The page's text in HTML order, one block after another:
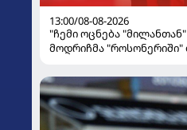
13:00/08-08-2026
"ჩემი ოცნება
მოდრიჩმა "როსონერიში"